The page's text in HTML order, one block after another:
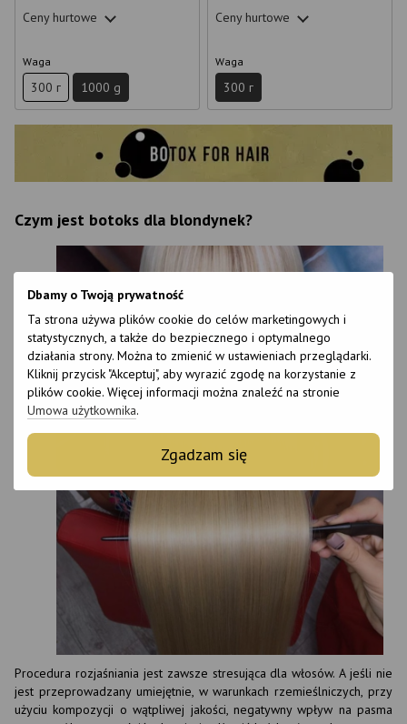
Dbamy o Twoją prywatność
Ta strona używa plików cookie do celów marketingowych i
statystycznych, a także do bezpiecznego i optymalnego
działania strony. Można to zmienić w ustawieniach przeglądarki.
Kliknij przycisk "Akceptuj", aby wyrazić zgodę na korzystanie z
plików cookie. Więcej informacji można znaleźć na stronie
Umowa użytkownika.
Zgadzam się
Ceny hurtowe
Waga
300 г 1000 g
Ceny hurtowe
Waga
300 г
Czym jest botoks dla blondynek?
Procedura rozjaśniania jest zawsze stresująca dla włosów. A jeśli nie
jest przeprowadzany umiejętnie, w warunkach rzemieślniczych, przy
użyciu kompozycji o wątpliwej jakości, negatywny wpływ na pasma